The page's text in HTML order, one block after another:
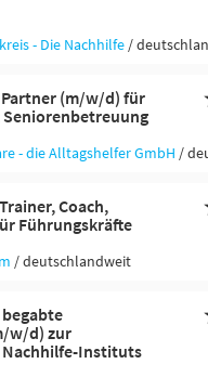
- Die Nachhilfe /
(m/w/d) für
- die Alltagshelfer GmbH /
Coach,
Führungskräfte
/ deutschlandweit
w/d) zur
Nachhilfe-Instituts